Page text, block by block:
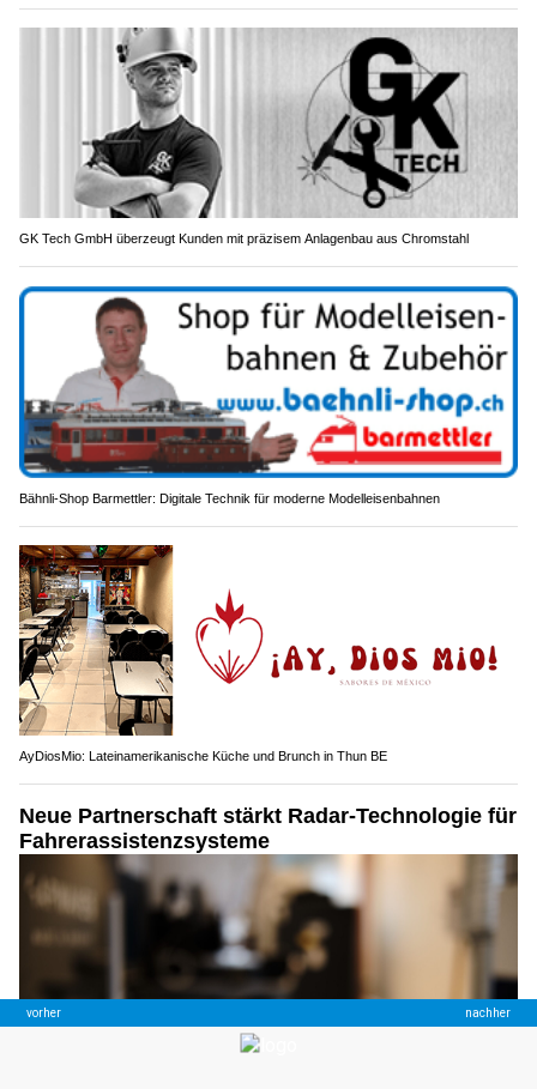
GK Tech GmbH überzeugt Kunden mit präzisem Anlagenbau aus Chromstahl
Bähnli-Shop Barmettler: Digitale Technik für moderne Modelleisenbahnen
AyDiosMio: Lateinamerikanische Küche und Brunch in Thun BE
Neue Partnerschaft stärkt Radar-Technologie für
Fahrerassistenzsysteme